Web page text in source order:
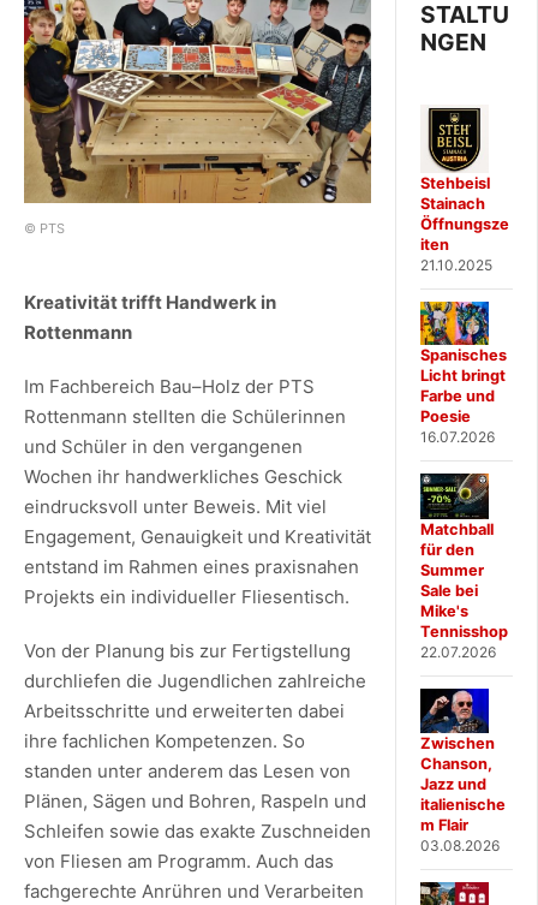
© PTS
Kreativität trifft Handwerk in
Rottenmann
Im Fachbereich Bau–Holz der PTS
Rottenmann stellten die Schülerinnen
und Schüler in den vergangenen
Wochen ihr handwerkliches Geschick
eindrucksvoll unter Beweis. Mit viel
Engagement, Genauigkeit und Kreativität
entstand im Rahmen eines praxisnahen
Projekts ein individueller Fliesentisch.
Von der Planung bis zur Fertigstellung
durchliefen die Jugendlichen zahlreiche
Arbeitsschritte und erweiterten dabei
ihre fachlichen Kompetenzen. So
standen unter anderem das Lesen von
Plänen, Sägen und Bohren, Raspeln und
Schleifen sowie das exakte Zuschneiden
von Fliesen am Programm. Auch das
fachgerechte Anrühren und Verarbeiten
STALTU
NGEN
Stehbeisl
Stainach
Öffnungsze
iten
21.10.2025
Spanisches
Licht bringt
Farbe und
Poesie
16.07.2026
Matchball
für den
Summer
Sale bei
Mike's
Tennisshop
22.07.2026
Zwischen
Chanson,
Jazz und
italienische
m Flair
03.08.2026